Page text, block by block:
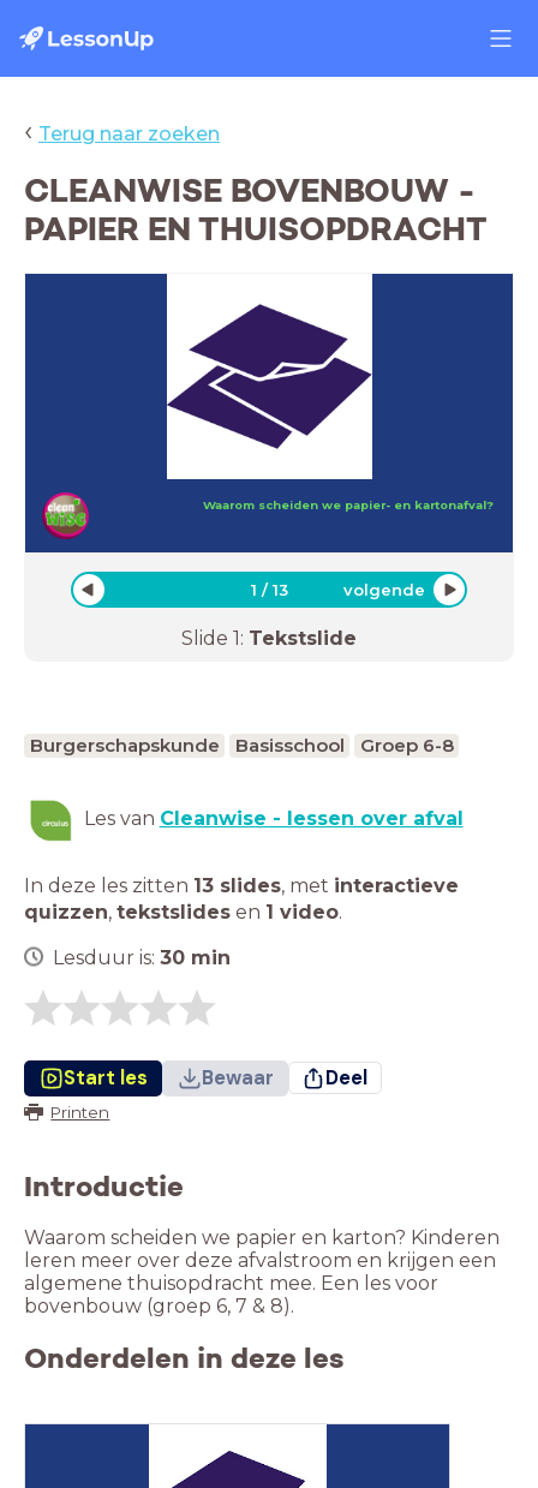
‹ Terug naar zoeken
CLEANWISE BOVENBOUW -
PAPIER EN THUISOPDRACHT
Waarom scheiden we papier- en kartonafval?
1 /13 volgende
Slide 1: Tekstslide
Burgerschapskunde Basisschool Groep 6-8
Les van Cleanwise - lessen over afval
In deze les zitten 13 slides, met interactieve
quizzen, tekstslides en 1 video.
Lesduur is: 30 min
Start les Bewaar Deel
Printen
Introductie
Waarom scheiden we papier en karton? Kinderen
leren meer over deze afvalstroom en krijgen een
algemene thuisopdracht mee. Een les voor
bovenbouw (groep 6, 7 & 8).
Onderdelen in deze les